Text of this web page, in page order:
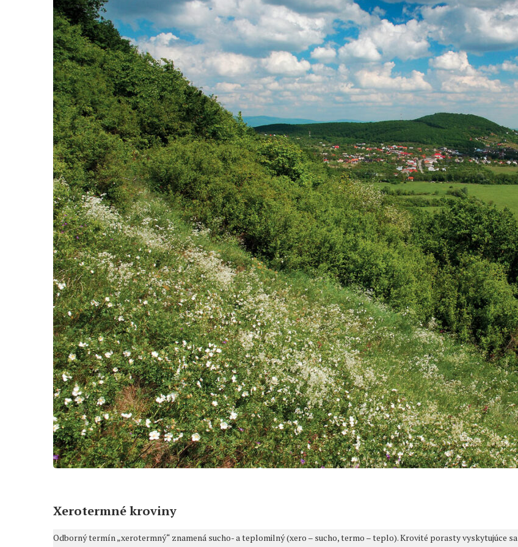
Xerotermné kroviny
Odborný termín „xerotermný“ znamená sucho- a teplomilný (xero – sucho, termo – teplo). Krovité porasty vyskytujúce sa